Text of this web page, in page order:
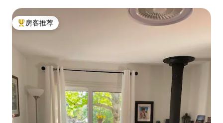
热门「房客推荐」
房客推荐